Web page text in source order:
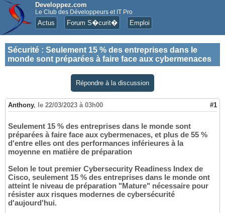
Developpez.com
Le Club des Développeurs et IT Pro
Actus Forum S�curit� Emploi
Sécurité : Seulement 15 % des entreprises dans le
monde sont préparées à faire face aux cybermenaces
Répondre à la discussion
Anthony, le 22/03/2023 à 03h00 #1
Seulement 15 % des entreprises dans le monde sont
préparées à faire face aux cybermenaces, et plus de 55 %
d'entre elles ont des performances inférieures à la
moyenne en matière de préparation
Selon le tout premier Cybersecurity Readiness Index de
Cisco, seulement 15 % des entreprises dans le monde ont
atteint le niveau de préparation "Mature" nécessaire pour
résister aux risques modernes de cybersécurité
d'aujourd'hui.